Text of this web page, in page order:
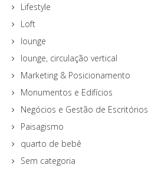
Lifestyle
Loft
lounge
lounge, circulação vertical
Marketing & Posicionamento
Monumentos e Edifícios
Negócios e Gestão de Escritórios
Paisagismo
quarto de bebê
Sem categoria